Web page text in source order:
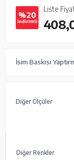
%20
indirimli
Liste
İsim Baskısı
Diğer Ölçüler
Diğer Renkler